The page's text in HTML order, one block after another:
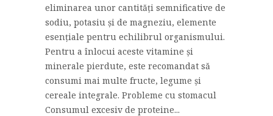
eliminarea unor cantități semnificative de
sodiu, potasiu și de magneziu, elemente
esențiale pentru echilibrul organismului.
Pentru a înlocui aceste vitamine și
minerale pierdute, este recomandat să
consumi mai multe fructe, legume și
cereale integrale. Probleme cu stomacul
Consumul excesiv de proteine...